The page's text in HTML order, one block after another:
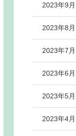
2023年9月
2023年8月
2023年7月
2023年6月
2023年5月
2023年4月